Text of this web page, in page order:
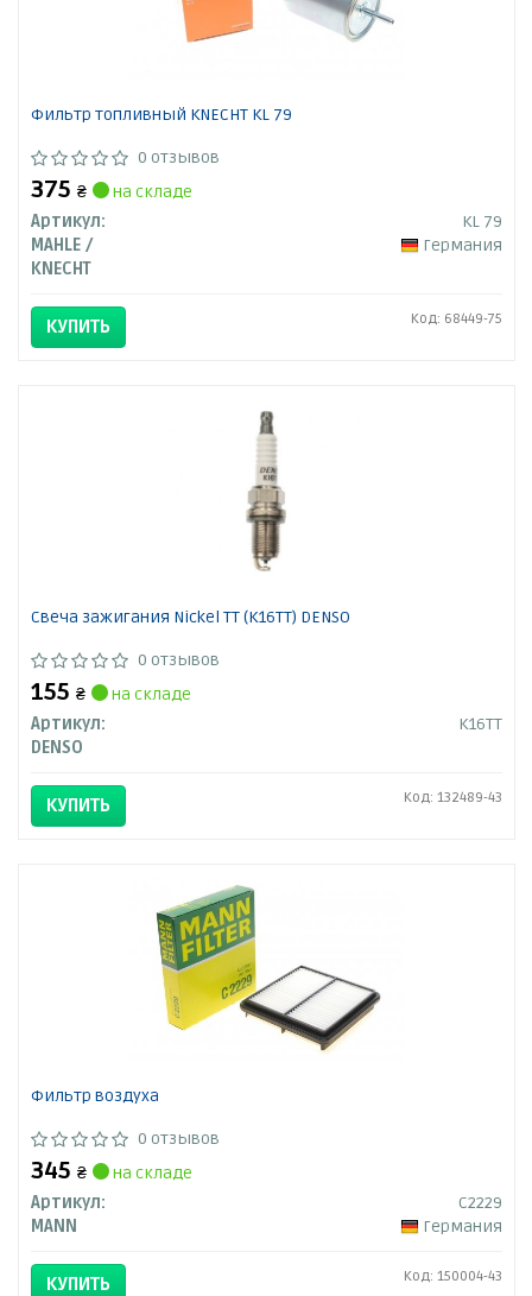
Фильтр топливный KNECHT KL 79
0 отзывов
375 ₴
на складе
Артикул:
KL 79
MAHLE /
KNECHT
Германия
КУПИТЬ Код: 68449-75
Свеча зажигания Nickel TT (K16TT) DENSO
0 отзывов
155 ₴
на складе
Артикул:
K16TT
DENSO
КУПИТЬ Код: 132489-43
Фильтр воздуха
0 отзывов
345 ₴
на складе
Артикул:
C2229
MANN
Германия
КУПИТЬ Код: 150004-43